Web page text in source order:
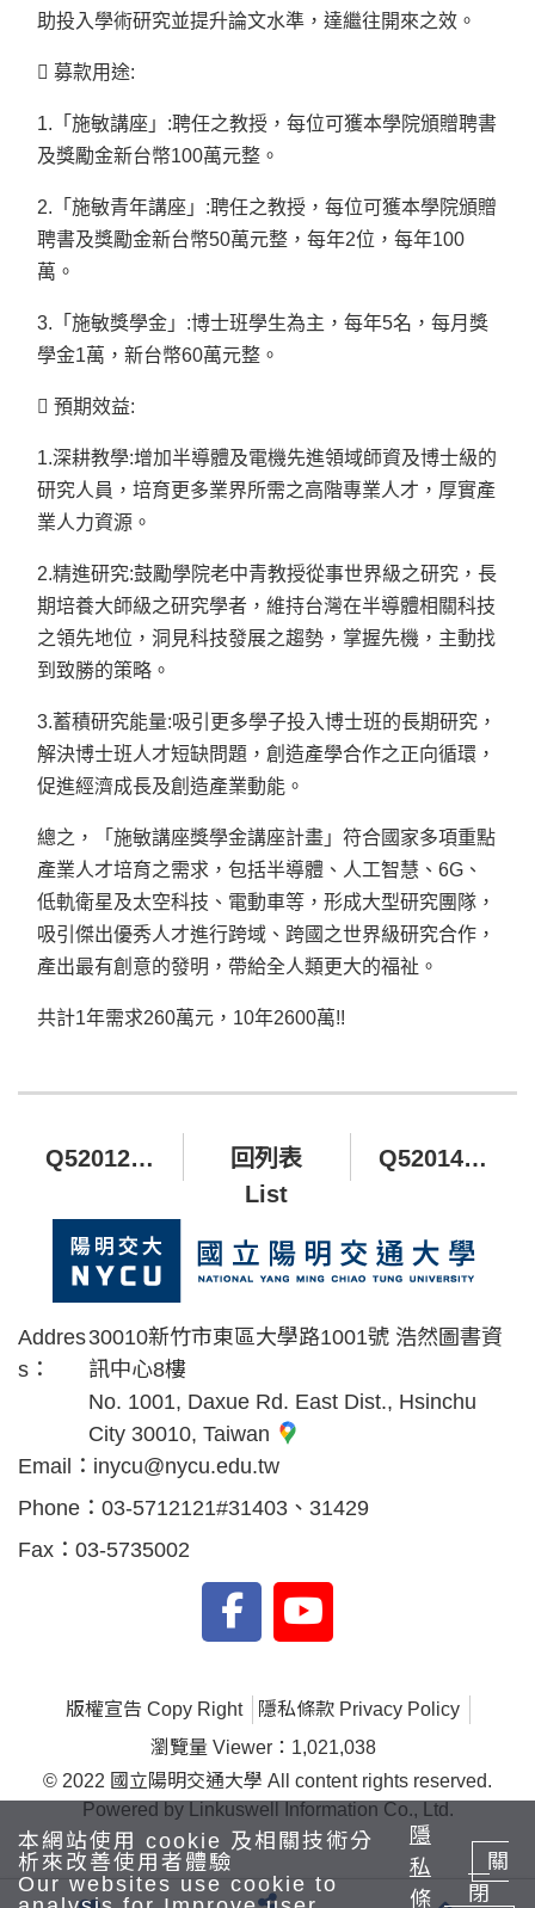
助投入學術研究並提升論文水準，達繼往開來之效。
 募款用途:
1. 「施敏講座」:聘任之教授，每位可獲本學院頒贈聘書
及獎勵金新台幣100萬元整。
2. 「施敏青年講座」:聘任之教授，每位可獲本學院頒贈
聘書及獎勵金新台幣50萬元整，每年2位，每年100
萬。
3. 「施敏獎學金」:博士班學生為主，每年5名，每月獎
學金1萬，新台幣60萬元整。
 預期效益:
1.深耕教學:增加半導體及電機先進領域師資及博士級的
研究人員，培育更多業界所需之高階專業人才，厚實產
業人力資源。
2.精進研究:鼓勵學院老中青教授從事世界級之研究，長
期培養大師級之研究學者，維持台灣在半導體相關科技
之領先地位，洞見科技發展之趨勢，掌握先機，主動找
到致勝的策略。
3.蓄積研究能量:吸引更多學子投入博士班的長期研究，
解決博士班人才短缺問題，創造產學合作之正向循環，
促進經濟成長及創造產業動能。
總之，「施敏講座獎學金講座計畫」符合國家多項重點
產業人才培育之需求，包括半導體、人工智慧、6G、
低軌衛星及太空科技、電動車等，形成大型研究團隊，
吸引傑出優秀人才進行跨域、跨國之世界級研究合作，
產出最有創意的發明，帶給全人類更大的福祉。
共計1年需求260萬元，10年2600萬!!
Q520122 電機學院院務發展基金
回列表
List
Q520148 陽明交大電機學院勤英講座
Addres
s：
30010新竹市東區大學路1001號 浩然圖書資
訊中心8樓
No. 1001, Daxue Rd. East Dist., Hsinchu
City 30010, Taiwan
Email： inycu@nycu.edu.tw
Phone： 03-5712121#31403、31429
Fax： 03-5735002
版權宣告 Copy Right
隱私條款 Privacy Policy
瀏覽量 Viewer：1,021,038
© 2022 國立陽明交通大學 All content rights reserved.
Powered by Linkuswell Information Co., Ltd.
本網站使用 cookie 及相關技術分
析來改善使用者體驗
Our websites use cookie to
隱
私
條
關
閉